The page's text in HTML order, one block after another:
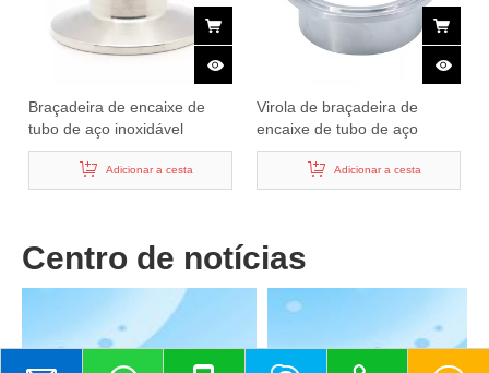
Braçadeira de encaixe de
tubo de aço inoxidável
sanitário tipo virola
Adicionar a cesta
Virola de braçadeira de
encaixe de tubo de aço
inoxidável sanitário de 21,5
Adicionar a cesta
Centro de notícias